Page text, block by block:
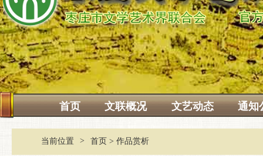
首页 文联概况 文艺动态 通知
当前位置 > 首页 > 作品赏析